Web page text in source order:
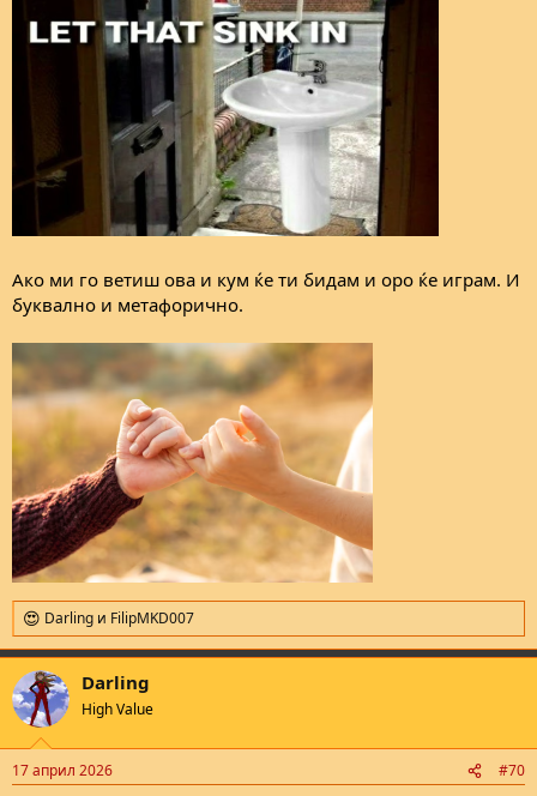
Ако ми го ветиш ова и кум ќе ти бидам и оро ќе играм. И
буквално и метафорично.
R
e
a
c
t
i
s
Darling и FilipMKD007
Darling
High Value
17 април 2026 #70